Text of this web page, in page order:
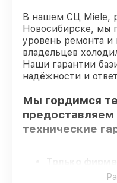
В нашем СЦ Miele,
Новосибирске, мы
уровень ремонта и
владельцев
Наши гарантии
надёжности и
Мы гордимся
технические
Только
для всех